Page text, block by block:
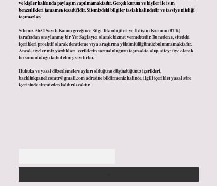
ve kişiler hakkında paylaşım yapılmamaktadır. Gerçek kurum ve kişiler ile isim
benzerlikleri tamamen tesadüfidir. Sitemizdeki bilgiler taslak halindedir ve tavsiye niteliği
taşımazlar.
Sitemiz, 5651 Sayılı Kanun gereğince Bilgi Teknolojileri ve İletişim Kurumu (BTK)
tarafından onaylanmış bir Yer Sağlayıcı olarak hizmet vermektedir. Bu nedenle, sitedeki
içerikleri proaktif olarak denetleme veya araştırma yükümlülüğümüz bulunmamaktadır.
Ancak, üyelerimiz yazdıkları içeriklerin sorumluluğunu taşımakta olup, siteye üye olarak
bu sorumluluğu kabul etmiş sayılırlar.
Hukuka ve yasal düzenlemelere aykırı olduğunu düşündüğünüz içerikleri,
backlinkpanelicomtr@gmail.comadresine bildirmeniz halinde, ilgili içerikler yasal süre
içerisinde sitemizden kaldırılacaktır.